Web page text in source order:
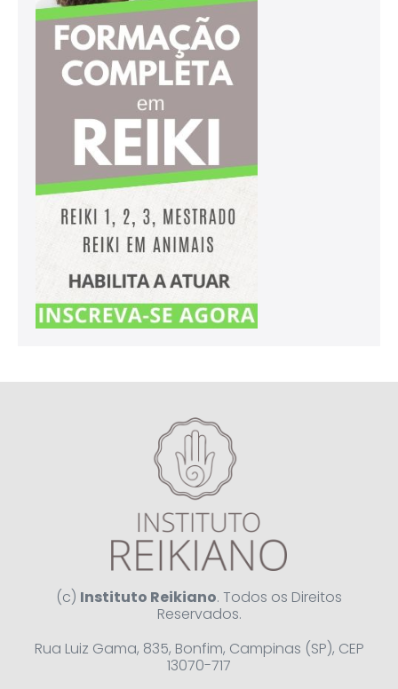
(c) Instituto Reikiano. Todos os Direitos
Reservados.
Rua Luiz Gama, 835, Bonfim, Campinas (SP), CEP
13070-717